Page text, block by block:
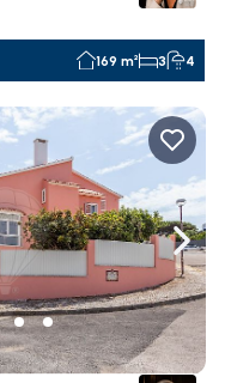
169 m² 3 4